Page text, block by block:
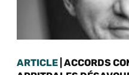
ARTICLE | ACCORDS